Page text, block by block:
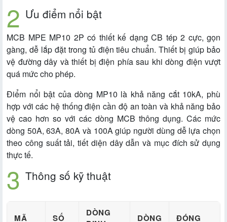
Ưu điểm nổi bật
MCB MPE MP10 2P có thiết kế dạng CB tép 2 cực, gọn
gàng, dễ lắp đặt trong tủ điện tiêu chuẩn. Thiết bị giúp bảo
vệ đường dây và thiết bị điện phía sau khi dòng điện vượt
quá mức cho phép.
Điểm nổi bật của dòng MP10 là khả năng cắt 10kA, phù
hợp với các hệ thống điện cần độ an toàn và khả năng bảo
vệ cao hơn so với các dòng MCB thông dụng. Các mức
dòng 50A, 63A, 80A và 100A giúp người dùng dễ lựa chọn
theo công suất tải, tiết diện dây dẫn và mục đích sử dụng
thực tế.
Thông số kỹ thuật
MÃ SỐ
DÒNG
DÒNG ĐÓNG